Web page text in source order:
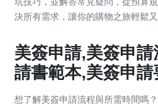
決所有需求，讓你的購物之旅輕鬆又
美簽申請,美簽申請
請書範本,美簽申請
想了解美簽申請流程與所需時間嗎